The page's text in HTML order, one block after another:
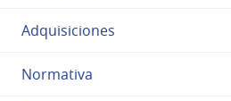
Adquisiciones
Normativa